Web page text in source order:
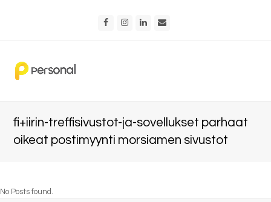
FacebookInstagram
LinkedIn
fi+iirin-treffisivustot-ja-sovellukset parhaat
oikeat postimyynti morsiamen sivustot
No Posts found.